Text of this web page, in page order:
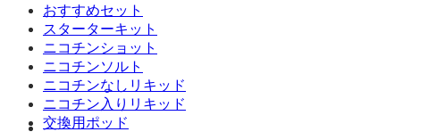
おすすめセット
スターターキット
ニコチンショット
ニコチンソルト
ニコチンなしリキッド
ニコチン入りリキッド
交換用ポッド